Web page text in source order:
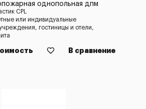
однопольная дпм
CPL
или индивидуальные
гостиницы и отели,
В сравнение